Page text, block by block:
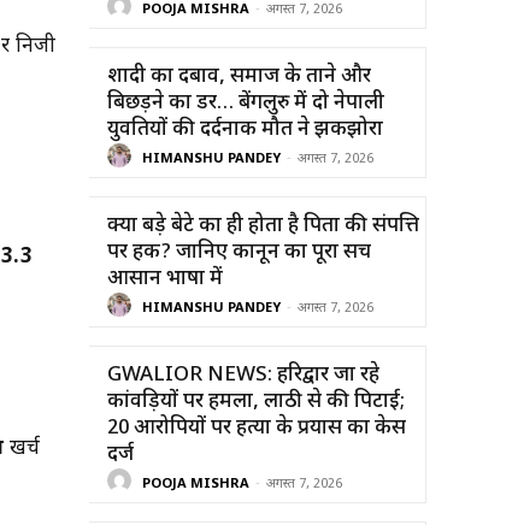
निजी
3.3
खर्च
POOJA MISHRA - अगस्त 7, 2026
शादी का दबाव, समाज के ताने और
बिछड़ने का डर… बेंगलुरु में दो नेपाली
युवतियों की दर्दनाक मौत ने झकझोरा
HIMANSHU PANDEY - अगस्त 7, 2026
क्या बड़े बेटे का ही होता है पिता की संपत्ति
पर हक? जानिए कानून का पूरा सच
आसान भाषा में
HIMANSHU PANDEY - अगस्त 7, 2026
GWALIOR NEWS: हरिद्वार जा रहे
कांवड़ियों पर हमला, लाठी से की पिटाई;
20 आरोपियों पर हत्या के प्रयास का केस
दर्ज
POOJA MISHRA - अगस्त 7, 2026